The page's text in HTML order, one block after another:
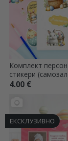
Комплект
стикери
етикети) с
4.00 €
ЕКСКЛУЗИВНО